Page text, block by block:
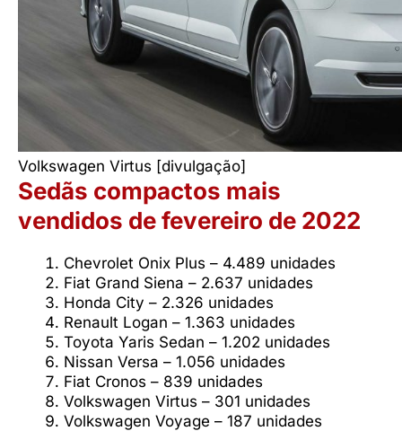
Volkswagen Virtus [divulgação]
Sedãs compactos mais
vendidos de fevereiro de 2022
Chevrolet Onix Plus – 4.489 unidades
Fiat Grand Siena – 2.637 unidades
Honda City – 2.326 unidades
Renault Logan – 1.363 unidades
Toyota Yaris Sedan – 1.202 unidades
Nissan Versa – 1.056 unidades
Fiat Cronos – 839 unidades
Volkswagen Virtus – 301 unidades
Volkswagen Voyage – 187 unidades